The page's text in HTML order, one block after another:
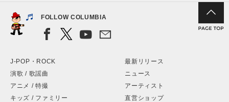
FOLLOW COLUMBIA
J-POP・ROCK
演歌 / 歌謡曲
アニメ / 特撮
キッズ / ファミリー
最新リリース
ニュース
アーティスト
直営ショップ